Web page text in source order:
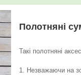
Полотняні
Такі полотняні
1. Незважаючи на